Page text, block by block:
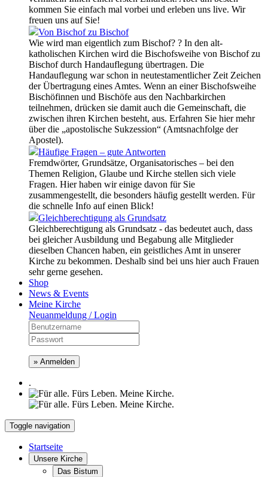
kommen Sie einfach mal vorbei und erleben uns live. Wir
freuen uns auf Sie!
Von Bischof zu Bischof
Wie wird man eigentlich zum Bischof? ? In den alt-
katholischen Kirchen wird die Bischofsweihe von Bischof zu
Bischof durch Handauflegung übertragen. Die
Handauflegung war schon in neutestamentlicher Zeit Zeichen
der Übertragung eines Amtes. Wenn an einer Bischofsweihe
Bischöfinnen und Bischöfe aus den Nachbarkirchen
teilnehmen, drücken sie damit auch die Gemeinschaft, die
zwischen ihren Kirchen besteht, aus. Erfahren Sie hier mehr
über die „apostolische Sukzession“ (Amtsnachfolge der
Apostel).
Häufige Fragen – gute Antworten
Fremdwörter, Grundsätze, Organisatorisches – bei den
Themen Religion, Glaube und Kirche stellen sich viele
Fragen. Hier haben wir einige davon für Sie
zusammengestellt, die besonders häufig gestellt werden. Für
die schnelle Info auf einen Blick!
Gleichberechtigung als Grundsatz
Gleichberechtigung als Grundsatz - das bedeutet auch, dass
bei gleicher Ausbildung und Begabung alle Mitglieder
dieselben Chancen haben, ein geistliches Amt in unserer
Kirche zu bekommen. Deshalb sind bei uns hier auch Frauen
sehr gerne gesehen.
Shop
News & Events
Meine Kirche
Neuanmeldung / Login
» Anmelden
.
Toggle navigation
Startseite
Unsere Kirche
Das Bistum